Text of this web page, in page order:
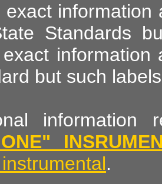
Standards
information
but such
instrumental.